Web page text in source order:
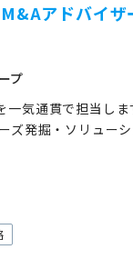
アドバイ
プ
一気通貫で担当し
ズ発掘・ソリュー